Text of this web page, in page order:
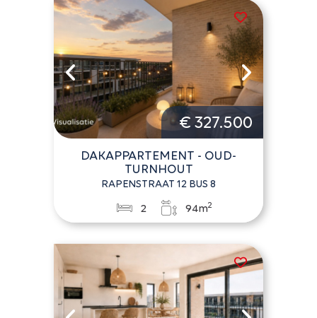
€ 327.500
DAKAPPARTEMENT - OUD-
TURNHOUT
RAPENSTRAAT 12 BUS 8
2 94m2